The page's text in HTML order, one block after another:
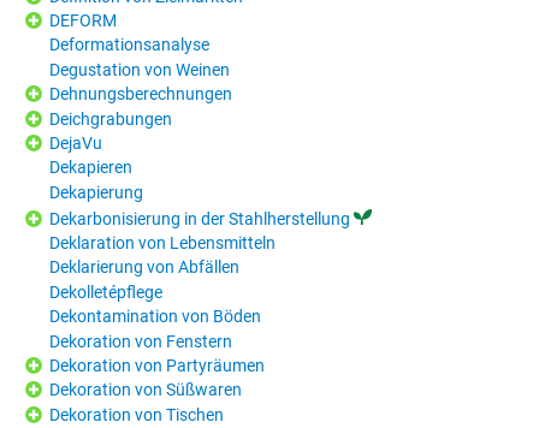
DEFORM
Deformationsanalyse
Degustation von Weinen
Dehnungsberechnungen
Deichgrabungen
DejaVu
Dekapieren
Dekapierung
Dekarbonisierung in der Stahlherstellung
Deklaration von Lebensmitteln
Deklarierung von Abfällen
Dekolletépflege
Dekontamination von Böden
Dekoration von Fenstern
Dekoration von Partyräumen
Dekoration von Süßwaren
Dekoration von Tischen